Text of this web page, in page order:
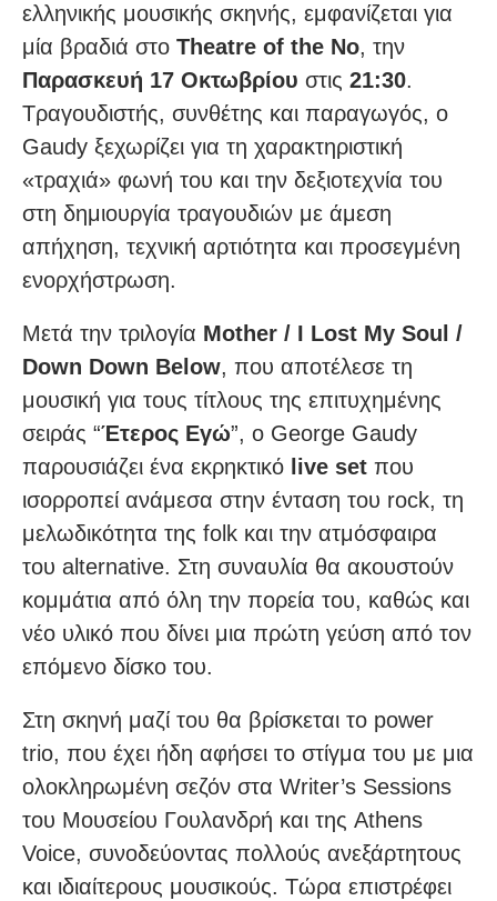
ελληνικής μουσικής σκηνής, εμφανίζεται για
μία βραδιά στο Theatre of the No, την
Παρασκευή 17 Οκτωβρίου στις 21:30.
Τραγουδιστής, συνθέτης και παραγωγός, ο
Gaudy ξεχωρίζει για τη χαρακτηριστική
«τραχιά» φωνή του και την δεξιοτεχνία του
στη δημιουργία τραγουδιών με άμεση
απήχηση, τεχνική αρτιότητα και προσεγμένη
ενορχήστρωση.
Μετά την τριλογία Mother / I Lost My Soul /
Down Down Below, που αποτέλεσε τη
μουσική για τους τίτλους της επιτυχημένης
σειράς “Έτερος Εγώ”, ο George Gaudy
παρουσιάζει ένα εκρηκτικό live set που
ισορροπεί ανάμεσα στην ένταση του rock, τη
μελωδικότητα της folk και την ατμόσφαιρα
του alternative. Στη συναυλία θα ακουστούν
κομμάτια από όλη την πορεία του, καθώς και
νέο υλικό που δίνει μια πρώτη γεύση από τον
επόμενο δίσκο του.
Στη σκηνή μαζί του θα βρίσκεται το power
trio, που έχει ήδη αφήσει το στίγμα του με μια
ολοκληρωμένη σεζόν στα Writer’s Sessions
του Μουσείου Γουλανδρή και της Athens
Voice, συνοδεύοντας πολλούς ανεξάρτητους
και ιδιαίτερους μουσικούς. Τώρα επιστρέφει